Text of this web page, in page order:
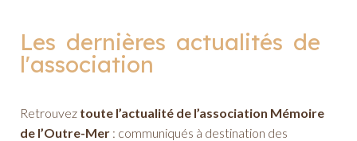
Les dernières actualités de
l'association
Retrouvez toute l’actualité de l’association Mémoire
de l’Outre-Mer : communiqués à destination des